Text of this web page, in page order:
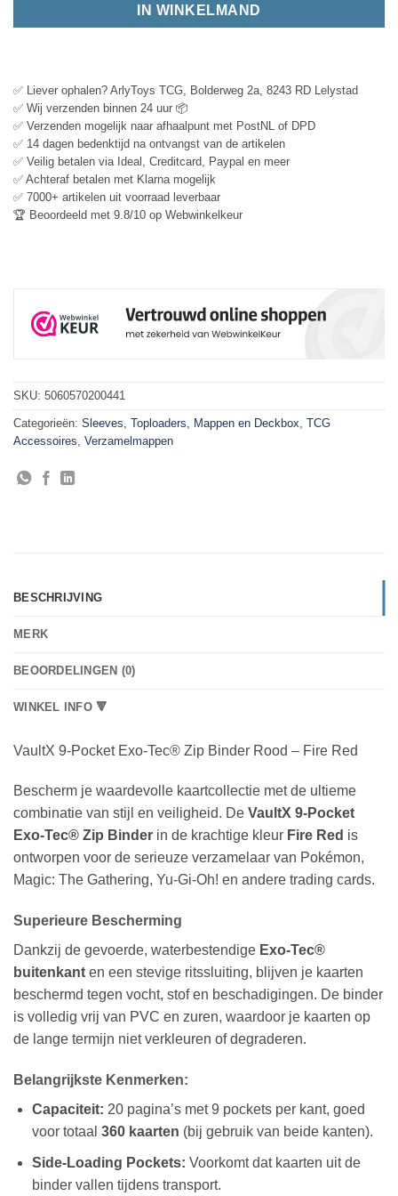
IN WINKELMAND
✅ Liever ophalen? ArlyToys TCG, Bolderweg 2a, 8243 RD Lelystad
✅ Wij verzenden binnen 24 uur 📦
✅ Verzenden mogelijk naar afhaalpunt met PostNL of DPD
✅ 14 dagen bedenktijd na ontvangst van de artikelen
✅ Veilig betalen via Ideal, Creditcard, Paypal en meer
✅ Achteraf betalen met Klarna mogelijk
✅ 7000+ artikelen uit voorraad leverbaar
🏆 Beoordeeld met 9.8/10 op Webwinkelkeur
SKU: 5060570200441
Categorieën: Sleeves, Toploaders, Mappen en Deckbox, TCG
Accessoires, Verzamelmappen
BESCHRIJVING
MERK
BEOORDELINGEN (0)
WINKEL INFO 🔻
VaultX 9-Pocket Exo-Tec® Zip Binder Rood – Fire Red
Bescherm je waardevolle kaartcollectie met de ultieme
combinatie van stijl en veiligheid. De VaultX 9-Pocket
Exo-Tec® Zip Binder in de krachtige kleur Fire Red is
ontworpen voor de serieuze verzamelaar van Pokémon,
Magic: The Gathering, Yu-Gi-Oh! en andere trading cards.
Superieure Bescherming
Dankzij de gevoerde, waterbestendige Exo-Tec®
buitenkant en een stevige ritssluiting, blijven je kaarten
beschermd tegen vocht, stof en beschadigingen. De binder
is volledig vrij van PVC en zuren, waardoor je kaarten op
de lange termijn niet verkleuren of degraderen.
Belangrijkste Kenmerken:
Capaciteit: 20 pagina’s met 9 pockets per kant, goed
voor totaal 360 kaarten (bij gebruik van beide kanten).
Side-Loading Pockets: Voorkomt dat kaarten uit de
binder vallen tijdens transport.